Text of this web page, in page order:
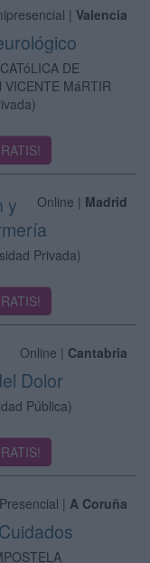
| Valencia
DE
VICENTE MáRTIR
Online | Madrid
y
Privada)
Online | Cantabria
Dolor
Pública)
Presencial | A Coruña